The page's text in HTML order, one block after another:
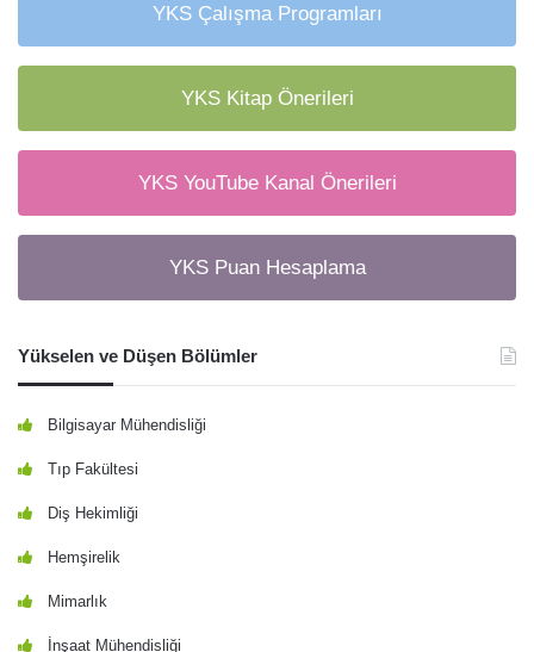
YKS Çalışma Programları
YKS Kitap Önerileri
YKS YouTube Kanal Önerileri
YKS Puan Hesaplama
Yükselen ve Düşen Bölümler
Bilgisayar Mühendisliği
Tıp Fakültesi
Diş Hekimliği
Hemşirelik
Mimarlık
İnşaat Mühendisliği